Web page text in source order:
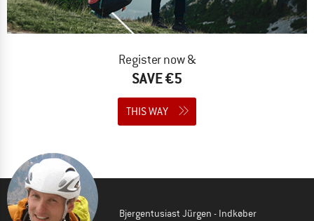
Register now &
SAVE €5
THIS WAY
Bjergentusiast Jürgen - Indkøber